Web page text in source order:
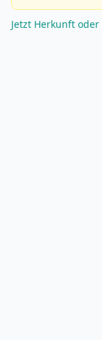
Jetzt Herkunft